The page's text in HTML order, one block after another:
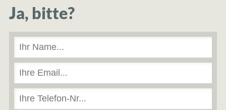
Ja, bitte?